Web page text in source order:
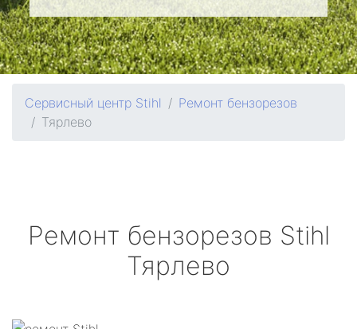
Сервисный центр Stihl
Ремонт бензорезов
Тярлево
Ремонт бензорезов Stihl
Тярлево